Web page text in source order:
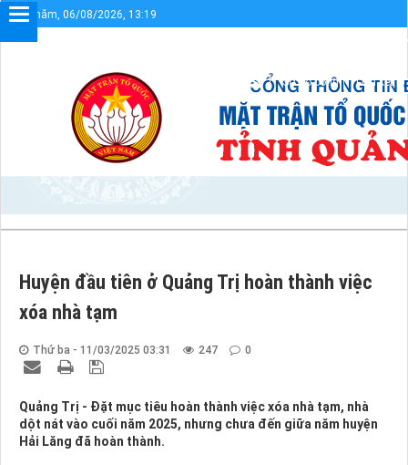
Thứ năm, 06/08/2026, 13:19
Chào mừng bạn đến với Cổng thông tin điện tử UBMTTQVN tỉnh
Sơ đồ cổng Liên kết
Huyện đầu tiên ở Quảng Trị hoàn thành việc
xóa nhà tạm
Thứ ba - 11/03/2025 03:31 247 0
Quảng Trị - Đặt mục tiêu hoàn thành việc xóa nhà tạm, nhà
dột nát vào cuối năm 2025, nhưng chưa đến giữa năm huyện
Hải Lăng đã hoàn thành.